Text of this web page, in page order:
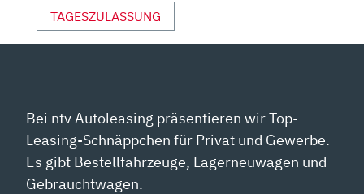
TAGESZULASSUNG
Bei ntv Autoleasing präsentieren wir Top-
Leasing-Schnäppchen für Privat und Gewerbe.
Es gibt Bestellfahrzeuge, Lagerneuwagen und
Gebrauchtwagen.